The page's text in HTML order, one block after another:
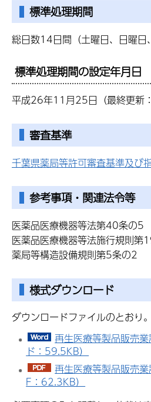
標準処理期間
総日数14日間（土曜日、日曜日
標準処理期間の設定年月日
平成26年11月25日（最終更新
審査基準
千葉県薬局等許可審査基準及び
参考事項・関連法令等
医薬品医療機器等法第40条の5
医薬品医療機器等法施行規則第
薬局等構造設備規則第5条の2
様式ダウンロード
ダウンロードファイルのとおり。
再生医療等製品販売
ド：59.5KB）
再生医療等製品販売
F：62.3KB）